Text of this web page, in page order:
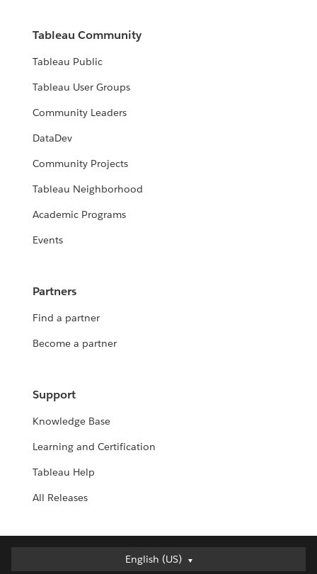
Tableau Community
Tableau Public
Tableau User Groups
Community Leaders
DataDev
Community Projects
Tableau Neighborhood
Academic Programs
Events
Partners
Find a partner
Become a partner
Support
Knowledge Base
Learning and Certification
Tableau Help
All Releases
English (US)
English (US)